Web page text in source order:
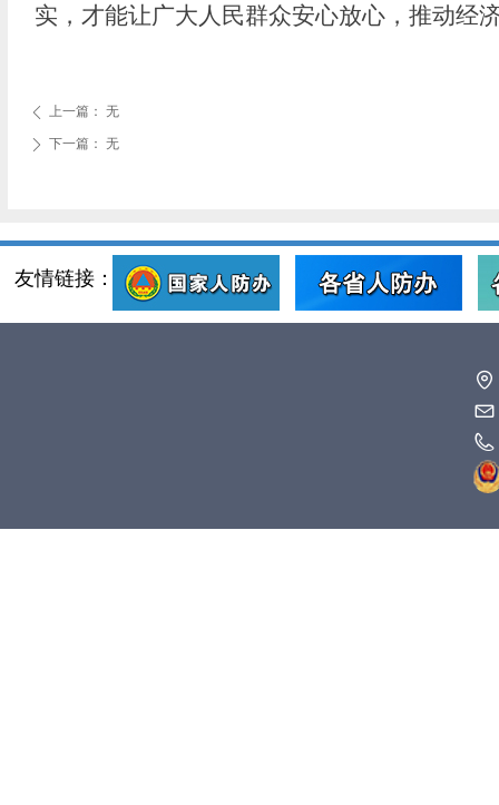
实，才能让广大人民群众安心放心，推动经
ꄴ 上一篇： 无
ꄲ 下一篇： 无
友情链接：